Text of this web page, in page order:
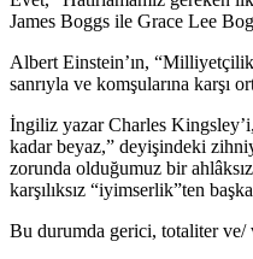
James Boggs ile Grace Lee
Albert Einstein’ın, “Milliyetçilik
sanrıyla ve komşularına karşı
İngiliz yazar Charles
kadar beyaz,” deyişindeki
zorunda olduğumuz bir
karşılıksız “iyimserlik”ten
Bu durumda gerici, totaliter ve/